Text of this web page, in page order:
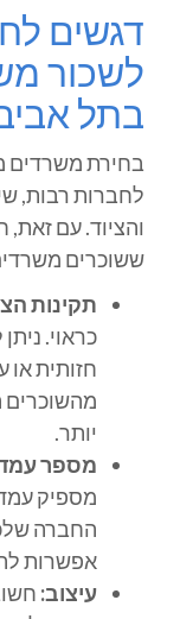
דגשים
לשכור
בתל
בחירת משרדים
לחברות רבות,
והציוד. עם
ששוכרים
תקינות
כראוי.
חזותית או
מהשוכרים
יותר.
מספר
מספיק
החברה
אפשרות
עיצוב: